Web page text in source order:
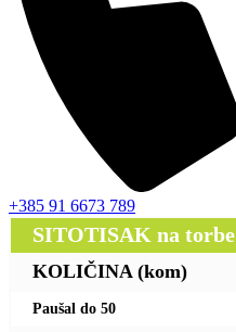
+385 91 6673 789
SITOTISAK na torbe
KOLIČINA (kom)
Paušal do 50